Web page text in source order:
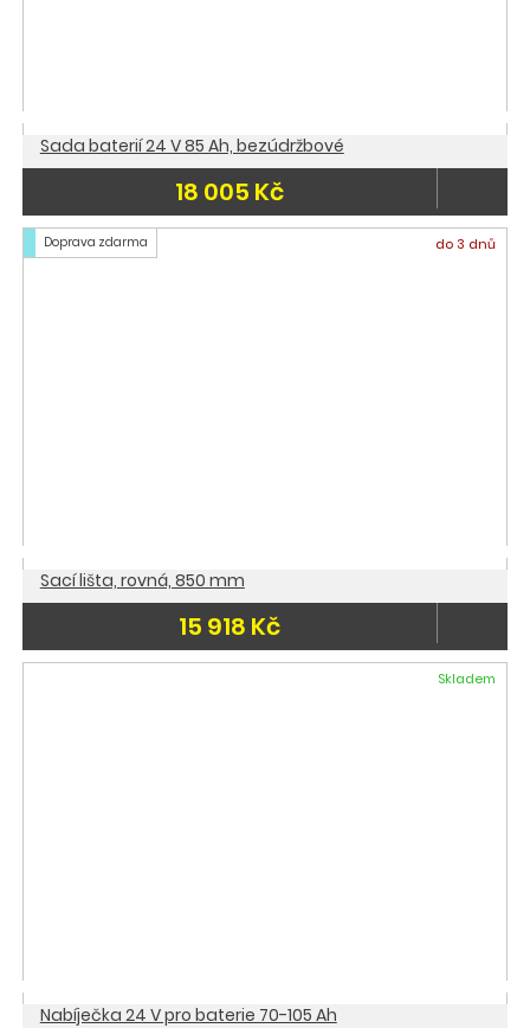
Sada baterií 24 V 85 Ah, bezúdržbové
18 005 Kč
Doprava zdarma do 3 dnů
Sací lišta, rovná, 850 mm
15 918 Kč
Skladem
Nabíječka 24 V pro baterie 70-105 Ah